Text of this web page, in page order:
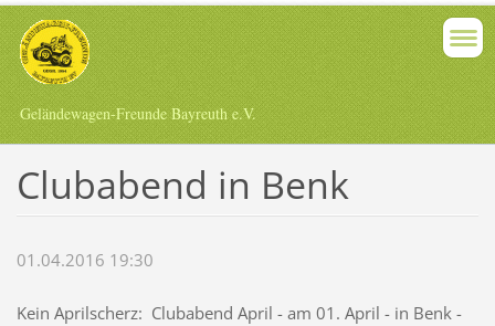
Geländewagen-Freunde Bayreuth e.V.
Clubabend in Benk
01.04.2016 19:30
Kein Aprilscherz: Clubabend April - am 01. April - in Benk -